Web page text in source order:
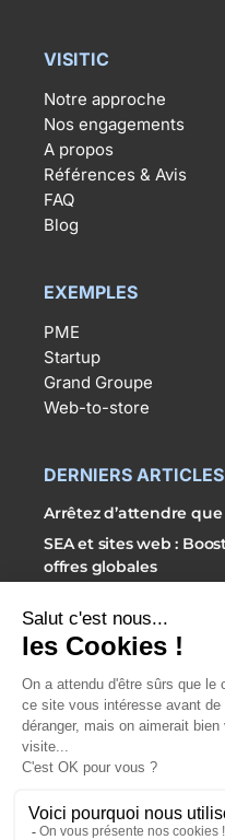
VISITIC
Notre approche
Nos engagements
A propos
Références & Avis
FAQ
Blog
EXEMPLES
PME
Startup
Grand Groupe
Web-to-store
DERNIERS ARTICLES
Arrêtez d’attendre
SEA et sites web :
offres globales
3 étapes simples pour
SEA